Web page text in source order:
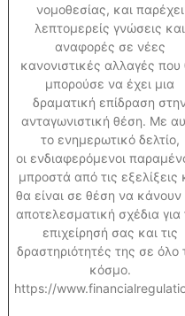
νομοθεσίας, και παρέχει
λεπτομερείς γνώσεις και
αναφορές σε νέες
κανονιστικές αλλαγές που
μπορούσε να έχει μια
δραματική επίδραση
ανταγωνιστική θέση. Με
το ενημερωτικό δελτίο,
οι ενδιαφερόμενοι
μπροστά από τις εξελίξεις
θα είναι σε θέση να κάνουν
αποτελεσματική σχέδια για
επιχείρησή σας και τις
δραστηριότητές της σε όλο
κόσμο.
https://